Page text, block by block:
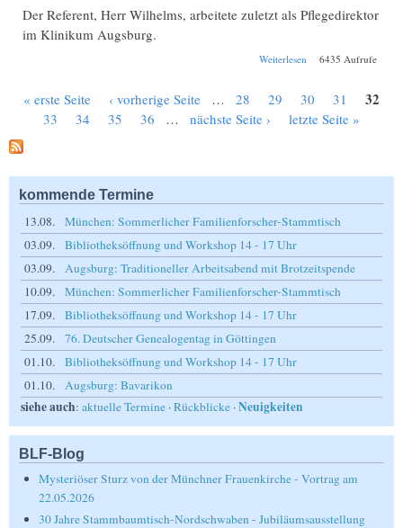
Der Referent, Herr Wilhelms, arbeitete zuletzt als Pflegedirektor
im Klinikum Augsburg.
Weiterlesen über6435 Aufrufe
Seiten
« erste Seite ‹ vorherige Seite … 28 29 30 31 32
33 34 35 36 … nächste Seite › letzte Seite »
kommende Termine
13.08.
München: Sommerlicher Familienforscher-Stammtisch
03.09.
Bibliotheksöffnung und Workshop 14 - 17 Uhr
03.09.
Augsburg: Traditioneller Arbeitsabend mit Brotzeitspende
10.09.
München: Sommerlicher Familienforscher-Stammtisch
17.09.
Bibliotheksöffnung und Workshop 14 - 17 Uhr
25.09.
76. Deutscher Genealogentag in Göttingen
01.10.
Bibliotheksöffnung und Workshop 14 - 17 Uhr
01.10.
Augsburg: Bavarikon
siehe auch: aktuelle Termine ·Rückblicke ·Neuigkeiten
BLF-Blog
Mysteriöser Sturz von der Münchner Frauenkirche - Vortrag am
22.05.2026
30 Jahre Stammbaumtisch-Nordschwaben - Jubiläumsausstellung